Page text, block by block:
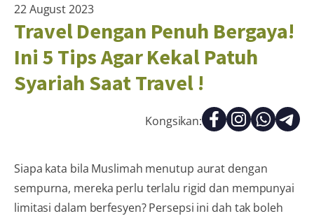
22 August 2023
Travel Dengan Penuh Bergaya!
Ini 5 Tips Agar Kekal Patuh
Syariah Saat Travel !
Kongsikan:
Siapa kata bila Muslimah menutup aurat dengan
sempurna, mereka perlu terlalu rigid dan mempunyai
limitasi dalam berfesyen? Persepsi ini dah tak boleh